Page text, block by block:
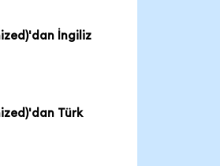
İngiliz
Türk